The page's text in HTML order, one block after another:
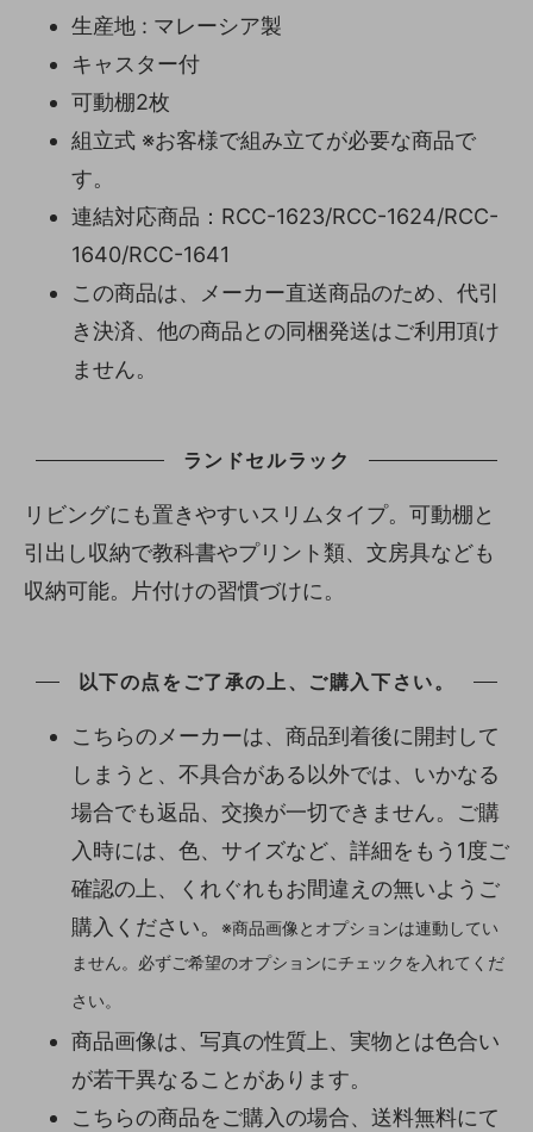
生産地 : マレーシア製
キャスター付
可動棚2枚
組立式 ※お客様で組み立てが必要な商品で
す。
連結対応商品：RCC-1623/RCC-1624/RCC-
1640/RCC-1641
この商品は、メーカー直送商品のため、代引
き決済、他の商品との同梱発送はご利用頂け
ません。
ランドセルラック
リビングにも置きやすいスリムタイプ。可動棚と
引出し収納で教科書やプリント類、文房具なども
収納可能。片付けの習慣づけに。
以下の点をご了承の上、ご購入下さい。
こちらのメーカーは、商品到着後に開封して
しまうと、不具合がある以外では、いかなる
場合でも返品、交換が一切できません。ご購
入時には、色、サイズなど、詳細をもう1度ご
確認の上、くれぐれもお間違えの無いようご
購入ください。
※商品画像とオプションは連動してい
ません。必ずご希望のオプションにチェックを入れてくだ
さい。
商品画像は、写真の性質上、実物とは色合い
が若干異なることがあります。
こちらの商品をご購入の場合、送料無料にて